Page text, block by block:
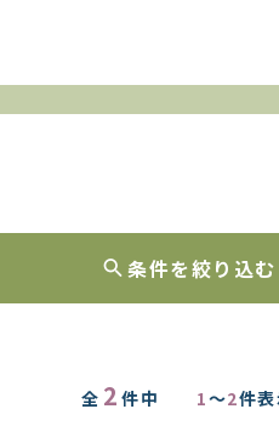
条件を絞り込む
全 2 件中 1～2件